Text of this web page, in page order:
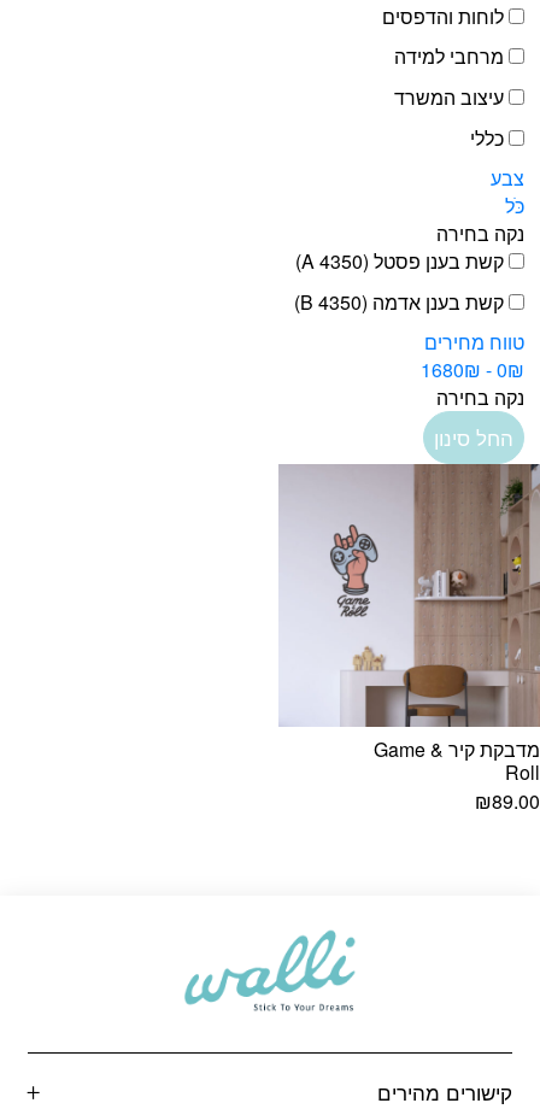
לוחות והדפסים
מרחבי למידה
עיצוב המשרד
כללי
צבע
כֹּל
נקה בחירה
קשת בענן פסטל (4350 A)
קשת בענן אדמה (4350 B)
טווח מחירים
0₪ - 1680₪
נקה בחירה
החל סינון
מדבקת קיר Game &
Roll
₪89.00
קישורים מהירים